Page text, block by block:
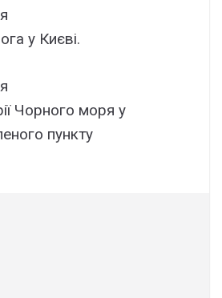
у Києві.
Чорного моря у
пункту